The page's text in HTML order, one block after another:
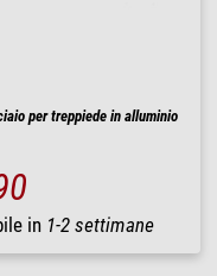
per treppiede in alluminio
in 1-2 settimane